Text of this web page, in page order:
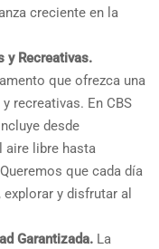
creciente en la
y Recreativas.
que ofrezca una
recreativas. En CBS
desde
aire libre hasta
que cada día
y disfrutar al
Garantizada. La